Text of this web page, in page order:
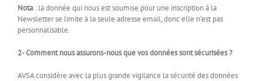
Nota : la donnée qui nous est soumise pour une inscription à la
Newsletter se limite à la seule adresse email, donc elle n’est pas
personnalisable.
2- Comment nous assurons-nous que vos données sont sécurisées ?
AVSA considère avec la plus grande vigilance la sécurité des données